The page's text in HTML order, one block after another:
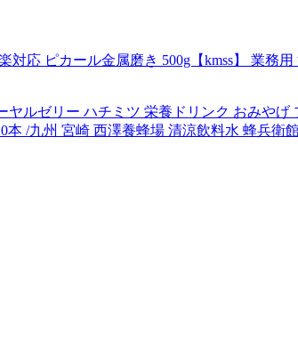
応 ピカール金属磨き 500g【kmss】 業務
ルゼリー ハチミツ 栄養ドリンク おみや
本 /九州 宮崎 西澤養蜂場 清涼飲料水 蜂兵衛